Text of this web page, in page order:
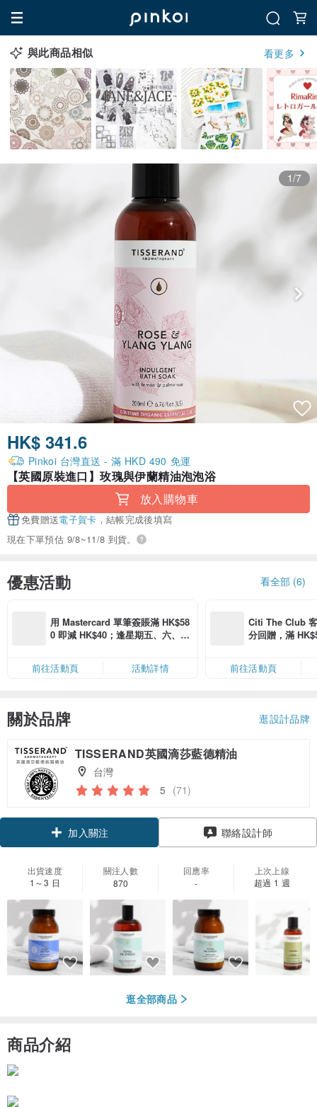
與此商品相似 看更多
1/7
HK$ 341.6
Pinkoi 台灣直送 - 滿 HKD 490 免運
【英國原裝進口】玫瑰與伊蘭精油泡泡浴
放入購物車
免費贈送電子賀卡 ，結帳完成後填寫
現在下單預估 9/8~11/8 到貨。
優惠活動 看全部 (6)
用 Mastercard 單筆簽賬滿 HK$58
0 即減 HK$40；逢星期五、六、日
卡」結帳）
前往活動頁 活動詳情
Citi The Club
分回贈，滿
前往活動頁
關於品牌 逛設計品牌
TISSERAND英國滴莎藍德精油
台灣
5 (71)
加入關注 聯絡設計師
出貨速度
1～3 日
關注人數
870
回應率
-
上次上線
超過 1 週
逛全部商品
商品介紹